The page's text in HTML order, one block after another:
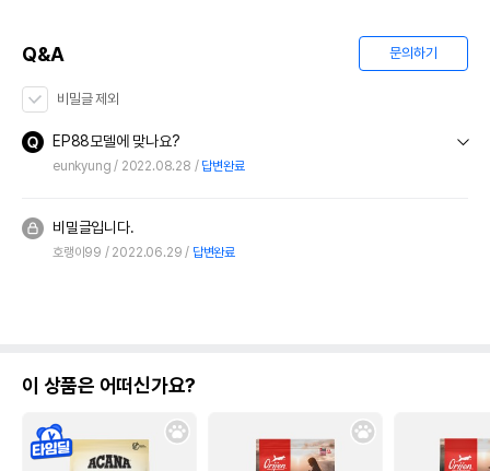
Q&A 문의하기
비밀글 제외
EP88모델에 맞나요?
eunkyung 2022.08.28 답변완료
비밀글입니다.
호랭이99 2022.06.29 답변완료
이 상품은 어떠신가요?